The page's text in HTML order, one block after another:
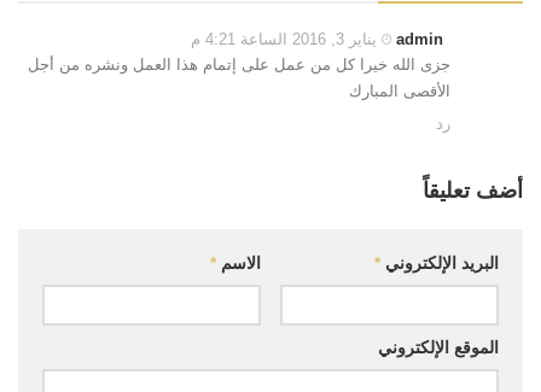
admin
يناير 3, 2016 الساعة 4:21 م
جزى الله خيرا كل من عمل على إتمام هذا العمل ونشره من أجل
الأقصى المبارك
رد
أضف تعليقاً
الاسم * البريد الإلكتروني *
الموقع الإلكتروني